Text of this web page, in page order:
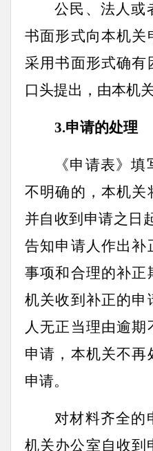
公民、法人或
书面形式向本机关
采用书面形式确有
口头提出，由本机
3.申请的处理
《申请表》
不明确的，本机关
并自收到申请之日
告知申请人作出补
事项和合理的补正
机关收到补正的申
人无正当理由逾
申请，本机关不再
申请。
对材料齐全的
机关办公室自收到